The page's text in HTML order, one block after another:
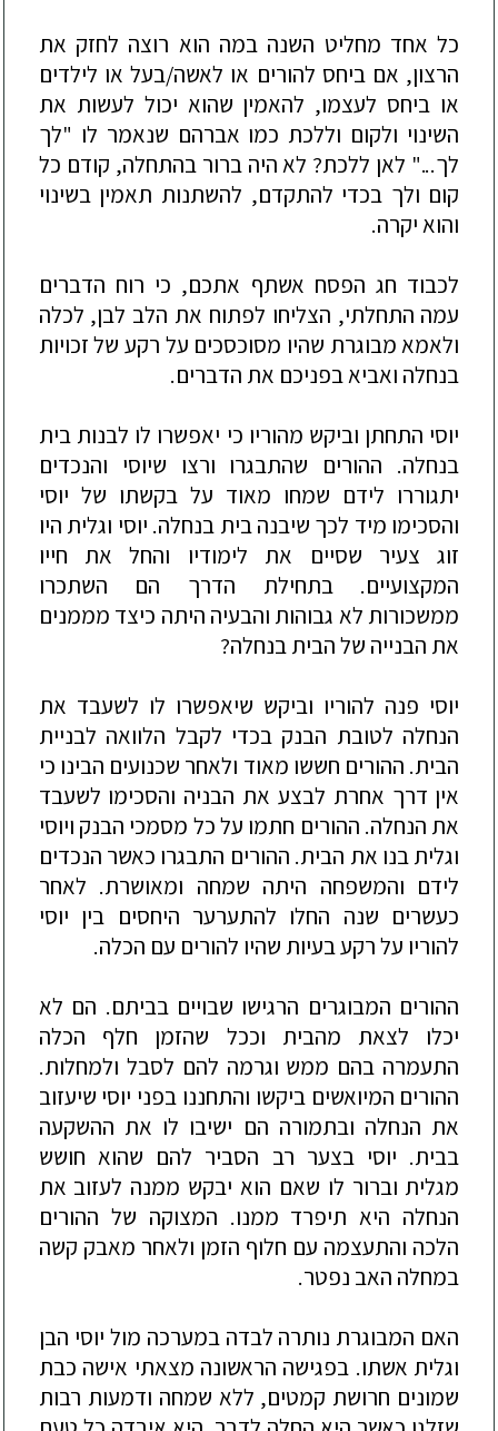
כל אחד מחליט השנה במה הוא רוצה לחזק את
הרצון, אם ביחס להורים או לאשה/בעל או לילדים
או ביחס לעצמו, להאמין שהוא יכול לעשות את
השינוי ולקום וללכת כמו אברהם שנאמר לו "לך
לך..." לאן ללכת? לא היה ברור בהתחלה, קודם כל
קום ולך בכדי להתקדם, להשתנות תאמין בשינוי
והוא יקרה.
לכבוד חג הפסח אשתף אתכם, כי רוח הדברים
עמה התחלתי, הצליחו לפתוח את הלב לבן, לכלה
ולאמא מבוגרת שהיו מסוכסכים על רקע של זכויות
בנחלה ואביא בפניכם את הדברים.
יוסי התחתן וביקש מהוריו כי יאפשרו לו לבנות בית
בנחלה. ההורים שהתבגרו ורצו שיוסי והנכדים
יתגוררו לידם שמחו מאוד על בקשתו של יוסי
והסכימו מיד לכך שיבנה בית בנחלה. יוסי וגלית היו
זוג צעיר שסיים את לימודיו והחל את חייו
המקצועיים. בתחילת הדרך הם השתכרו
ממשכורות לא גבוהות והבעיה היתה כיצד מממנים
את הבנייה של הבית בנחלה?
יוסי פנה להוריו וביקש שיאפשרו לו לשעבד את
הנחלה לטובת הבנק בכדי לקבל הלוואה לבניית
הבית. ההורים חששו מאוד ולאחר שכנועים הבינו כי
אין דרך אחרת לבצע את הבניה והסכימו לשעבד
את הנחלה. ההורים חתמו על כל מסמכי הבנק ויוסי
וגלית בנו את הבית. ההורים התבגרו כאשר הנכדים
לידם והמשפחה היתה שמחה ומאושרת. לאחר
כעשרים שנה החלו להתערער היחסים בין יוסי
להוריו על רקע בעיות שהיו להורים עם הכלה.
ההורים המבוגרים הרגישו שבויים בביתם. הם לא
יכלו לצאת מהבית וככל שהזמן חלף הכלה
התעמרה בהם ממש וגרמה להם לסבל ולמחלות.
ההורים המיואשים ביקשו והתחננו בפני יוסי שיעזוב
את הנחלה ובתמורה הם ישיבו לו את ההשקעה
בבית. יוסי בצער רב הסביר להם שהוא חושש
מגלית וברור לו שאם הוא יבקש ממנה לעזוב את
הנחלה היא תיפרד ממנו. המצוקה של ההורים
הלכה והתעצמה עם חלוף הזמן ולאחר מאבק קשה
במחלה האב נפטר.
האם המבוגרת נותרה לבדהבמערכה מול יוסי הבן
וגלית אשתו. בפגישה הראשונה מצאתי אישה כבת
שמונים חרושת קמטים, ללא שמחה ודמעות רבות